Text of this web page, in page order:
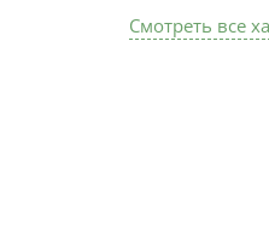
Смотреть все